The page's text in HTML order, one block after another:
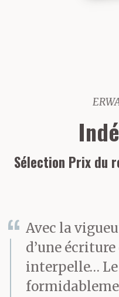
Sélection Prix du
Avec la
d’une
interpelle…